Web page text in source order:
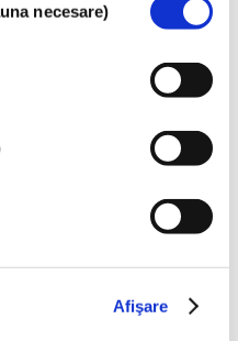
necesare)
Afişare
cosmetice
rețineți că în afara UE